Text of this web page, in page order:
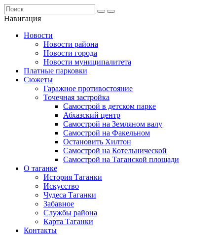
Навигация
Новости
Новости района
Новости города
Новости муниципалитета
Платные парковки
Сюжеты
Гаражное противостояние
Точечная застройка
Самострой в детском парке
Абхазский центр
Самострой на Земляном валу
Самострой на Факельном
Остановить Хилтон
Самострой на Котельнической
Самострой на Таганской площади
О таганке
История Таганки
Искусство
Чудеса Таганки
Забавное
Службы района
Карта Таганки
Контакты